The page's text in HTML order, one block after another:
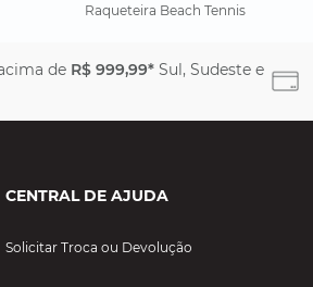
Raqueteira Beach Tennis
de R$ 999,99* Sul, Sudeste e
CENTRAL DE AJUDA
Solicitar Troca ou Devolução